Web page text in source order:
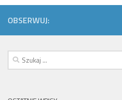
OBSERWUJ:
Szukaj: